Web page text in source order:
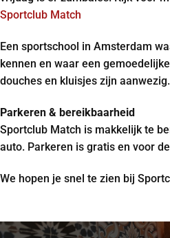
Sportclub Match
Een sportschool in Amsterdam
kennen en waar een
douches en kluisjes zijn aanwezig.
Parkeren & bereikbaarheid
Sportclub Match is makkelijk te
auto. Parkeren is gratis en voor
We hopen je snel te zien bij